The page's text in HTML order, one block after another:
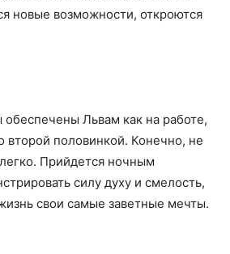
новые возможности, откроются
Львам как на работе,
второй половинкой. Конечно, не
Прийдется ночным
силу духу и смелость,
свои самые заветные мечты.